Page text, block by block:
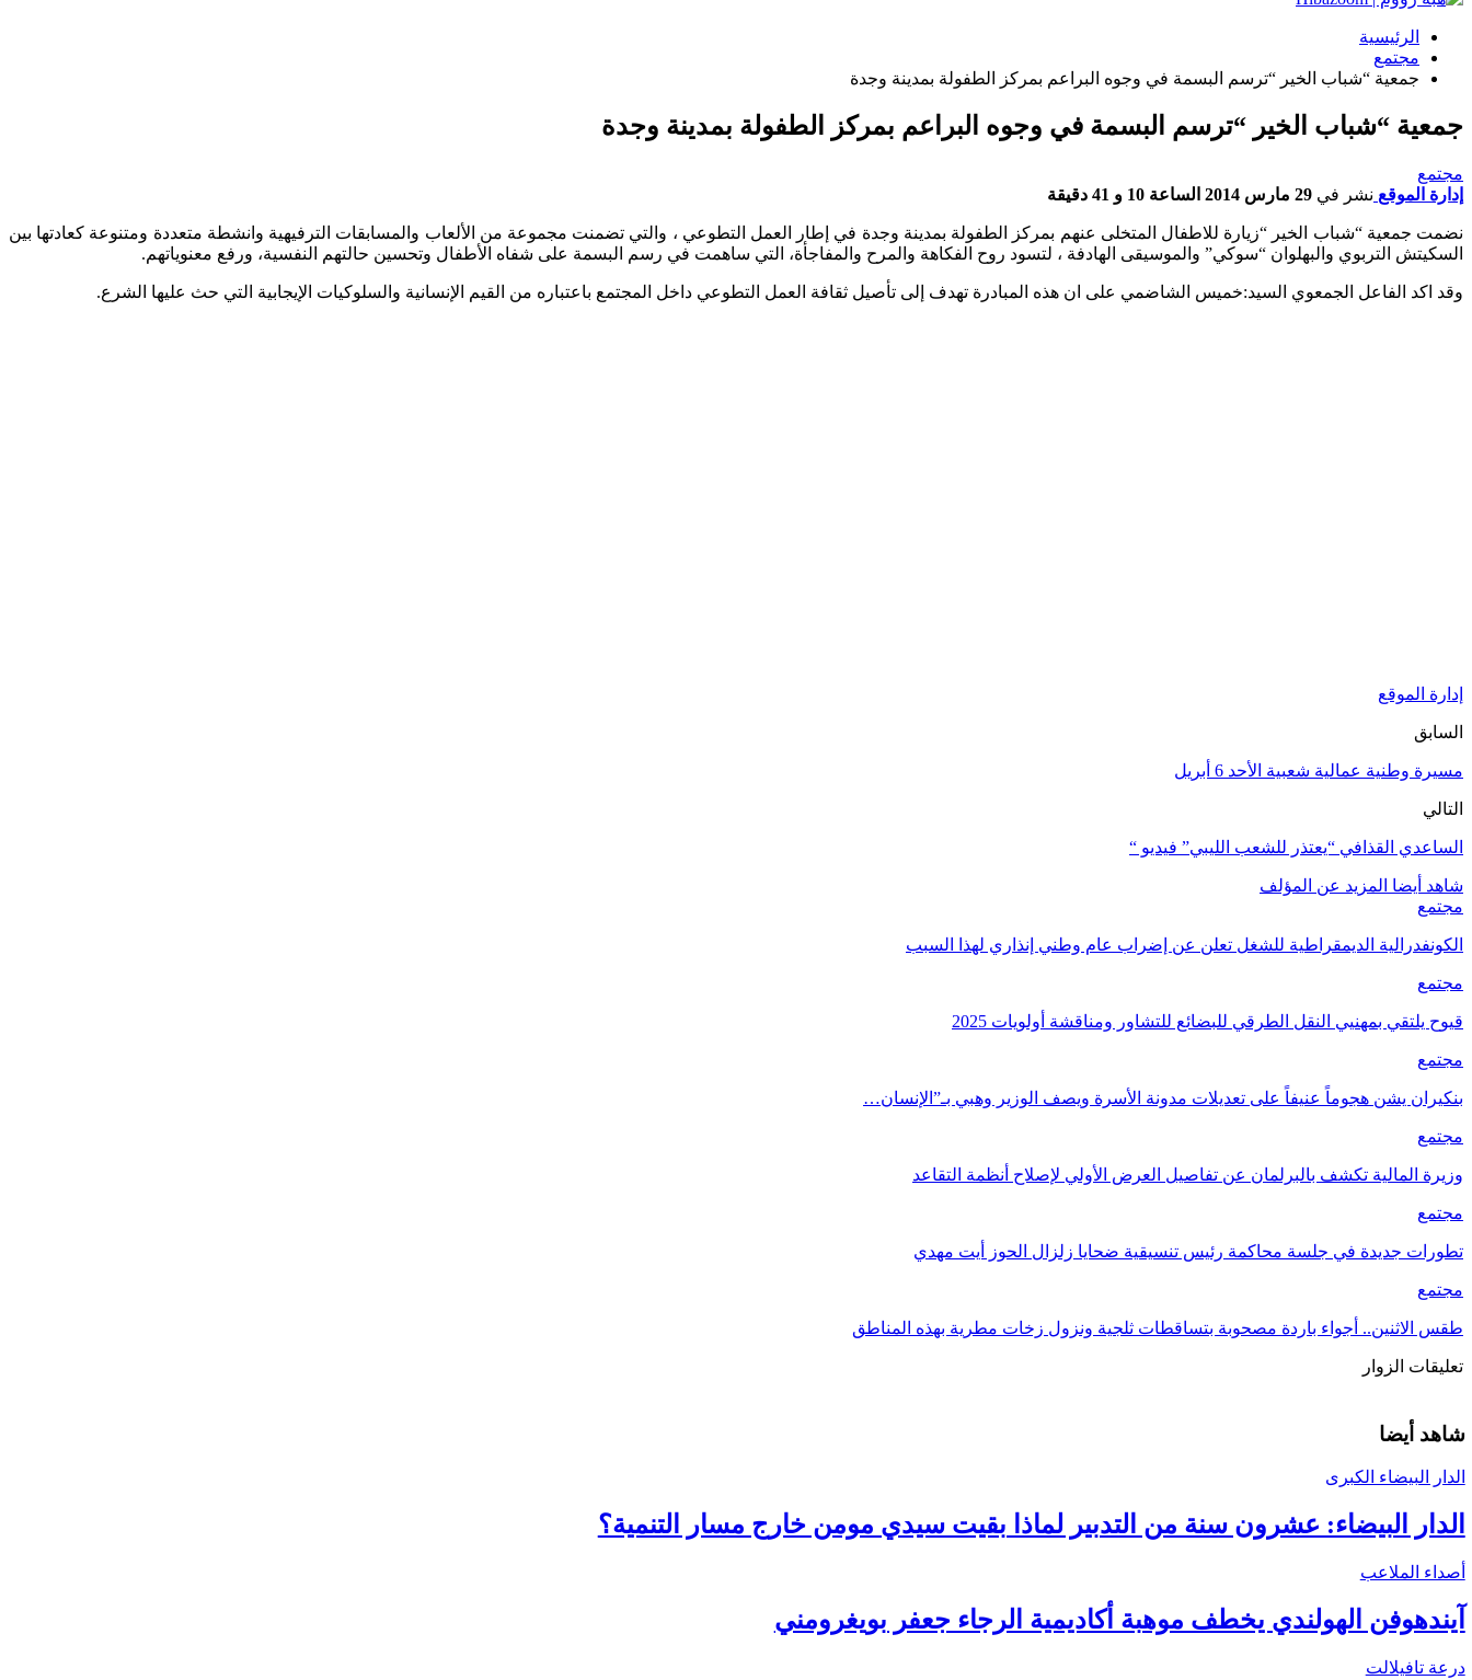
الرئيسية
مجتمع
جمعية “شباب الخير “ترسم البسمة في وجوه البراعم بمركز الطفولة بمدينة وجدة
جمعية “شباب الخير “ترسم البسمة في وجوه البراعم بمركز الطفولة بمدينة وجدة
مجتمع
إدارة الموقع نشر في 29 مارس 2014 الساعة 10 و 41 دقيقة
نضمت جمعية “شباب الخير “زيارة للاطفال المتخلى عنهم بمركز الطفولة بمدينة وجدة في إطار العمل التطوعي ، والتي تضمنت مجموعة من الألعاب والمسابقات الترفيهية وانشطة متعددة ومتنوعة كعادتها بين
السكيتش التربوي والبهلوان “سوكي” والموسيقى الهادفة ، لتسود روح الفكاهة والمرح والمفاجأة، التي ساهمت في رسم البسمة على شفاه الأطفال وتحسين حالتهم النفسية، ورفع معنوياتهم.
وقد اكد الفاعل الجمعوي السيد:خميس الشاضمي على ان هذه المبادرة تهدف إلى تأصيل ثقافة العمل التطوعي داخل المجتمع باعتباره من القيم الإنسانية والسلوكيات الإيجابية التي حث عليها الشرع.
إدارة الموقع
السابق
مسيرة وطنية عمالية شعبية الأحد 6 أبريل
التالي
الساعدي القذافي “يعتذر للشعب الليبي” فيديو “
شاهد أيضا المزيد عن المؤلف
مجتمع
الكونفدرالية الديمقراطية للشغل تعلن عن إضراب عام وطني إنذاري لهذا السبب
مجتمع
قيوح يلتقي بمهنيي النقل الطرقي للبضائع للتشاور ومناقشة أولويات 2025
مجتمع
بنكيران يشن هجوماً عنيفاً على تعديلات مدونة الأسرة ويصف الوزير وهبي بـ”الإنسان…
مجتمع
وزيرة المالية تكشف بالبرلمان عن تفاصيل العرض الأولي لإصلاح أنظمة التقاعد
مجتمع
تطورات جديدة في جلسة محاكمة رئيس تنسيقية ضحايا زلزال الحوز أيت مهدي
مجتمع
طقس الاثنين.. أجواء باردة مصحوبة بتساقطات ثلجية ونزول زخات مطرية بهذه المناطق
تعليقات الزوار
شاهد أيضا
الدار البيضاء الكبرى
الدار البيضاء: عشرون سنة من التدبير لماذا بقيت سيدي مومن خارج مسار التنمية؟
أصداء الملاعب
آيندهوفن الهولندي يخطف موهبة أكاديمية الرجاء جعفر بويغرومني
درعة تافيلالت